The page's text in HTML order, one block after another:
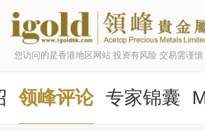
您访问的是香港地区网站 投资有风险 交易需谨慎
领峰评论 专家锦囊